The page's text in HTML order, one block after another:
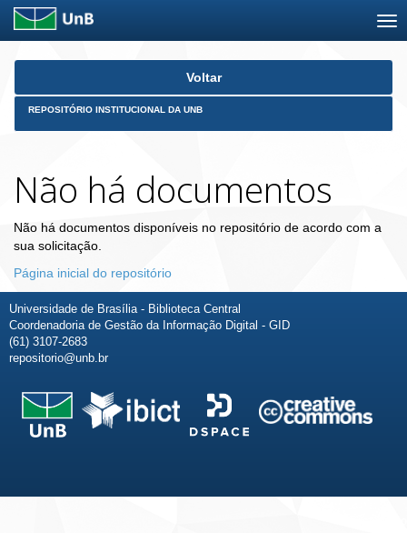
Skip
Voltar
REPOSITÓRIO INSTITUCIONAL DA UNB
Não há documentos
Não há documentos disponíveis no repositório de acordo com a
sua solicitação.
Página inicial do repositório
Universidade de Brasília - Biblioteca Central
Coordenadoria de Gestão da Informação Digital - GID
(61) 3107-2683
repositorio@unb.br